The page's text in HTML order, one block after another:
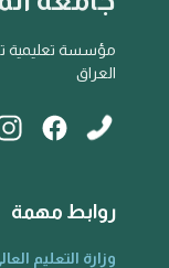
مؤسسة تعليمية
العراق
روابط مهمة
وزارة التعليم